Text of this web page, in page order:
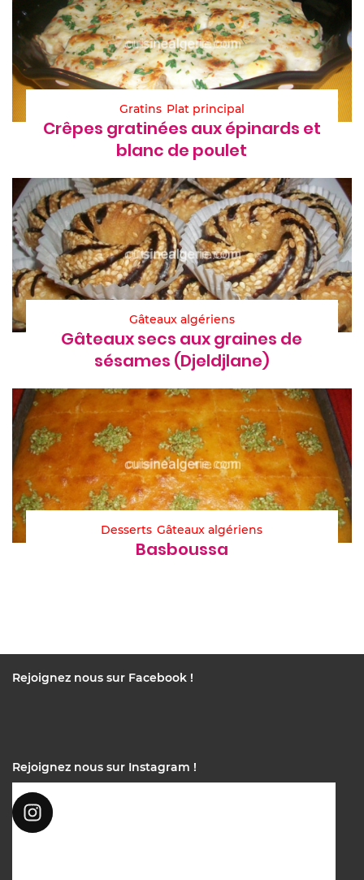
Gratins Plat principal
Crêpes gratinées aux épinards et
blanc de poulet
Gâteaux algériens
Gâteaux secs aux graines de
sésames (Djeldjlane)
Desserts Gâteaux algériens
Basboussa
Rejoignez nous sur Facebook !
Rejoignez nous sur Instagram !